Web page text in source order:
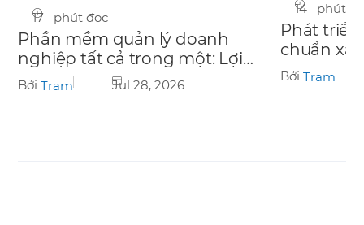
17 phút đọc
Phần mềm quản lý doanh
nghiệp tất cả trong một: Lợi
ích cho doanh nghiệp SME tại
BởiTram Jul 28, 2026
14 phút
Phát
chuẩn
nghiệp
Bởi Tram